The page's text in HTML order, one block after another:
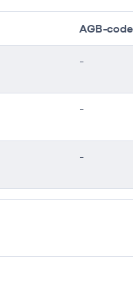
AGB-code
-
-
-